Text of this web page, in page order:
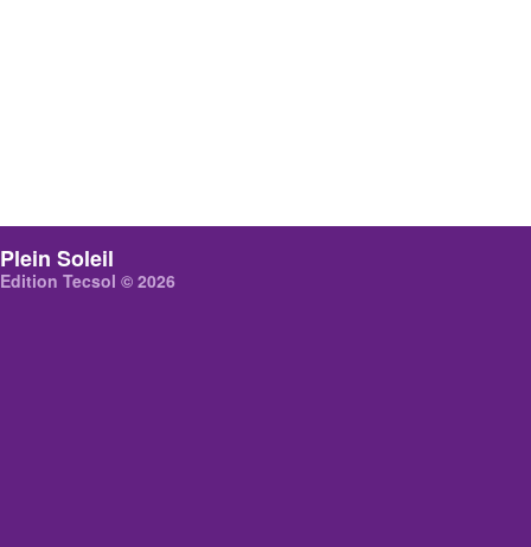
Plein Soleil
Edition Tecsol © 2026